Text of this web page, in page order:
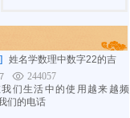
姓名学数理中数字22的吉
244057
们生活中的使用越来越频
们的电话